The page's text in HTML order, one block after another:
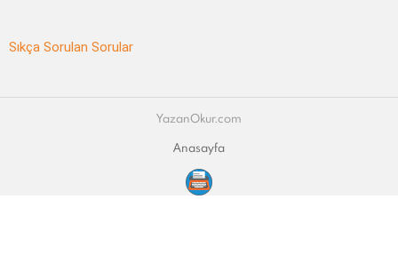
Sıkça Sorulan Sorular
YazanOkur.com
Anasayfa